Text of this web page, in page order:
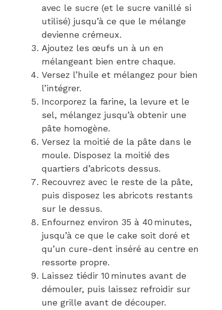
avec le sucre (et le sucre vanillé si
utilisé) jusqu’à ce que le mélange
devienne crémeux.
Ajoutez les œufs un à un en
mélangeant bien entre chaque.
Versez l’huile et mélangez pour bien
l’intégrer.
Incorporez la farine, la levure et le
sel, mélangez jusqu’à obtenir une
pâte homogène.
Versez la moitié de la pâte dans le
moule. Disposez la moitié des
quartiers d’abricots dessus.
Recouvrez avec le reste de la pâte,
puis disposez les abricots restants
sur le dessus.
Enfournez environ 35 à 40 minutes,
jusqu’à ce que le cake soit doré et
qu’un cure-dent inséré au centre en
ressorte propre.
Laissez tiédir 10 minutes avant de
démouler, puis laissez refroidir sur
une grille avant de découper.